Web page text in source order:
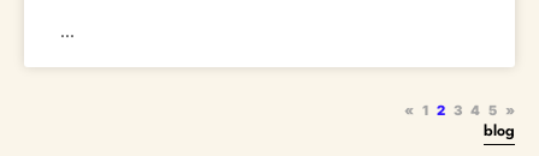
...
« 1 2 3 4 5 »
blog